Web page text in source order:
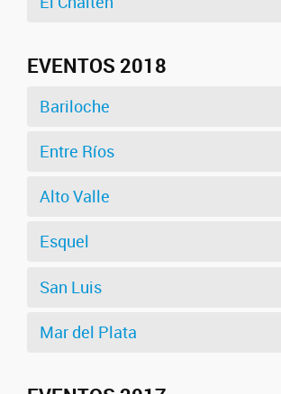
EVENTOS 2018
Bariloche
Entre Ríos
Alto Valle
Esquel
San Luis
Mar del Plata